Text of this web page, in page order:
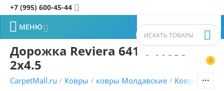
+7 (995) 600-45-44 
0


 МЕНЮ
Дорожка Reviera 641 4 41055
2x4.5
CarpetMall.ru / Ковры / ковры Молдавские / Ковры